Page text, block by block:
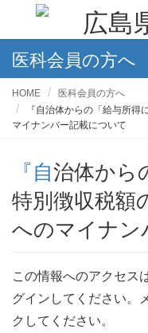
医科会員の方へ
HOME
医科会員の方へ
『自治体からの「給与所
マイナンバー記載について
『自治体からの「給与所得に係る
特別徴収税額
へのマイナン
この情報へのアクセス
グインしてください。
クしてください。